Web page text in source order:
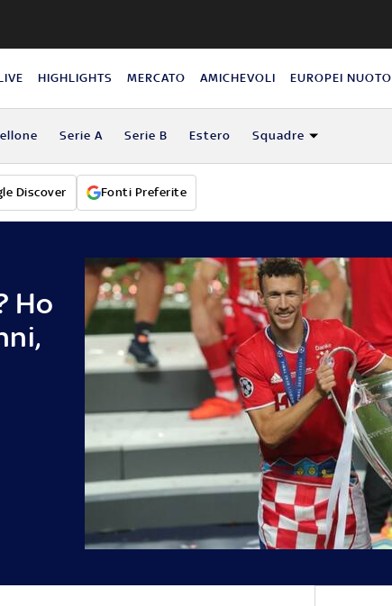
HIGHLIGHTS MERCATO AMICHEVOLI EUROPEI NUOTO
Serie A Serie B Estero Squadre
Discover Fonti Preferite
Ho